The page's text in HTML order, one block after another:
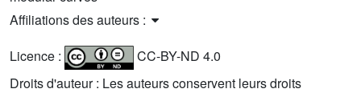
Affiliations des auteurs :
Licence :
CC-BY-ND 4.0
Droits d'auteur : Les auteurs conservent leurs droits